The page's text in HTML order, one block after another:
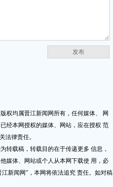
发布
权均属晋江新闻网所有，任何媒体、 网
经本网授权的媒体、网站，应在授权 范
法律责任。
转载稿，转载目的在于传递更多 信息，
媒体、网站或个人从本网下载使 用，必
新闻网”，本网将依法追究 责任。如对稿